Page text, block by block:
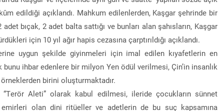
edildiği açıklandı. Mahkum edilenlerden, Kaşgar şehrinde bir
bıçak, 2 adet balta sattığı ve bunları alan şahısların, Kaşgar
için 10 yıl ağır hapis cezasına çarptırıldığı açıklandı.
uygun şekilde giyinmeleri için imal edilen kıyafetlerin en
ihbar edenlere bir milyon Yen ödül verilmesi, Çin’in insanlık
örneklerden birini oluşturmaktadır.
“Terör Aleti” olarak kabul edilmesi, ileride çocukların sünnet
olan dini ritüeller ve adetlerin de bu suç kapsamına